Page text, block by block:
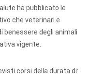
ha pubblicato le
che veterinari e
benessere degli animali
vigente.
corsi della durata di: